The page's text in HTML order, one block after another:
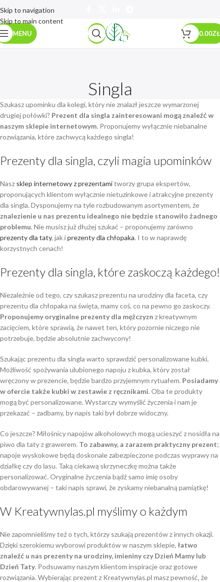
Skip to navigation
Skip to main content
MENU 0.00ZŁ
Singla
Szukasz upominku dla kolegi, który nie znalazł jeszcze wymarzonej
drugiej połówki? Prezent dla singla zainteresowani mogą znaleźć w
naszym sklepie internetowym. Proponujemy wyłącznie niebanalne
rozwiązania, które zachwycą każdego singla!
Prezenty dla singla, czyli magia upominków
Nasz sklep internetowy z prezentamitworzy grupa ekspertów,
proponujących klientom wyłącznie nietuzinkowe i atrakcyjne prezenty
dla singla. Dysponujemy na tyle rozbudowanym asortymentem, że
znalezienie u nas prezentu idealnego nie będzie stanowiło żadnego
problemu. Nie musisz już dłużej szukać – proponujemy zarówno
prezenty dla taty, jak iprezenty dla chłopaka. I to w naprawdę
korzystnych cenach!
Prezenty dla singla, które zaskoczą każdego!
Niezależnie od tego, czy szukasz prezentu na urodziny dla faceta, czy
prezentu dla chłopaka na święta, mamy coś, co na pewno go zaskoczy.
Proponujemy oryginalne prezenty dla mężczyzn z kreatywnym
zacięciem, które sprawią, że nawet ten, który pozornie niczego nie
potrzebuje, będzie absolutnie zachwycony!
Szukając prezentu dla singla warto sprawdzić personalizowane kubki.
Możliwość spożywania ulubionego napoju z kubka, który został
wręczony w prezencie, będzie bardzo przyjemnym rytuałem. Posiadamy
w ofercie także kubki w zestawie z ręcznikami. Oba te produkty
mogą być personalizowane. Wystarczy wymyślić życzenia i nam je
przekazać – zadbamy, by napis taki był dobrze widoczny.
Co jeszcze? Miłośnicy napojów alkoholowych mogą ucieszyć z nosidła na
piwo dla taty z grawerem. To zabawny, a zarazem praktyczny prezent;
napoje wyskokowe będą doskonale zabezpieczone podczas wyprawy na
działkę czy do lasu. Taką ciekawą skrzyneczkę można także
personalizować. Oryginalne życzenia bądź samo imię osoby
obdarowywanej – taki napis sprawi, że zyskamy niebanalną pamiątkę!
W Kreatywnylas.pl myślimy o każdym
Nie zapomnieliśmy też o tych, którzy szukają prezentów z innych okazji.
Dzięki szerokiemu wyborowi produktów w naszym sklepie, łatwo
znaleźć u nas prezenty na urodziny, imieniny czy Dzień Mamy lub
Dzień Taty. Podsuwamy naszym klientom inspiracje oraz gotowe
rozwiązania. Wybierając prezent z Kreatywnylas.pl masz pewność, że